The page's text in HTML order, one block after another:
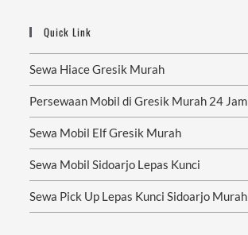
Quick Link
Sewa Hiace Gresik Murah
Persewaan Mobil di Gresik Murah 24 Jam
Sewa Mobil Elf Gresik Murah
Sewa Mobil Sidoarjo Lepas Kunci
Sewa Pick Up Lepas Kunci Sidoarjo Murah